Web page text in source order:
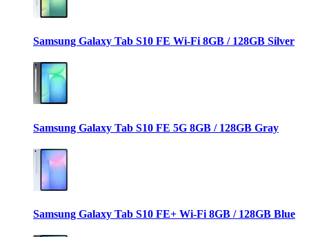
Samsung Galaxy Tab S10 FE Wi-Fi 8GB / 128GB Silver
Samsung Galaxy Tab S10 FE 5G 8GB / 128GB Gray
Samsung Galaxy Tab S10 FE+ Wi-Fi 8GB / 128GB Blue